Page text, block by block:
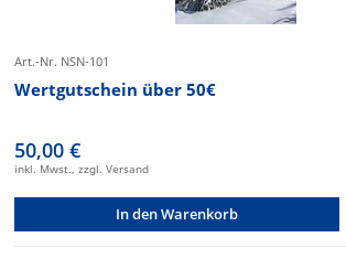
Art.-Nr. NSN-101
Wertgutschein über 50€
50,00 €
inkl. Mwst., zzgl. Versand
In den Warenkorb